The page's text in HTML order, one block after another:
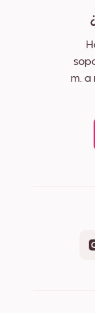
m. a